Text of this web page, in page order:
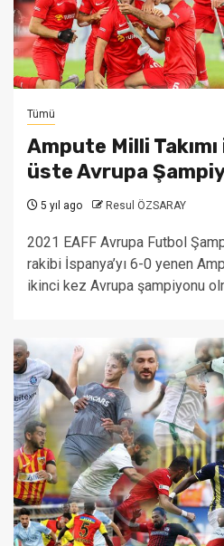
Tümü
Ampute Milli
üste Avrupa
5 yıl ago Resul ÖZSARAY
2021 EAFF Avrupa Futbol
rakibi İspanya’yı 6-0 yenen
ikinci kez Avrupa şampiyonu